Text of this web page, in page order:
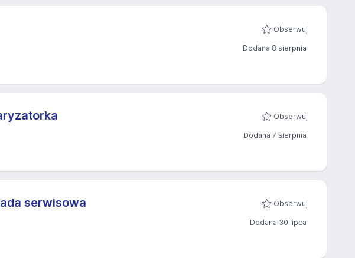
Obserwuj
Dodana 8 sierpnia
Obserwuj
Dodana 7 sierpnia
serwisowa Obserwuj
Dodana 30 lipca